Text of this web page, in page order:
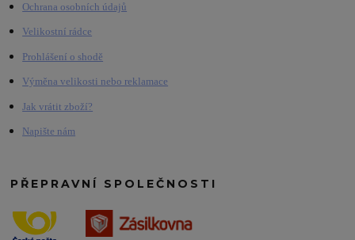
Ochrana osobních údajů
Velikostní rádce
Prohlášení o shodě
Výměna velikosti nebo reklamace
Jak vrátit zboží?
Napište nám
PŘEPRAVNÍ SPOLEČNOSTI